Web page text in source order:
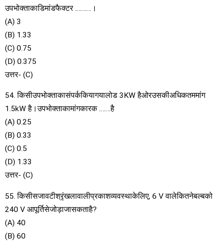
उपभोक्ताकाडिमांडफैक्टर ……….।
(A) 3
(B) 1.33
(C) 0.75
(D) 0.375
उत्तर- (C)
54. किसीउपभोक्ताकासंपर्ककियागयालोड 3KW हैओरउसकीअधिकतममांग
1.5kW है।उपभोक्ताकामांगकारक …….है
(A) 0.25
(B) 0.33
(C) 0.5
(D) 1.33
उत्तर- (C)
55. किसीसजावटीश्रृंखलावालीप्रकाशव्यवस्थाकेलिए, 6 V वालेकितनेबल्बको
240 V आपूर्तिसेजोड़ाजासकताहै?
(A) 40
(B) 60